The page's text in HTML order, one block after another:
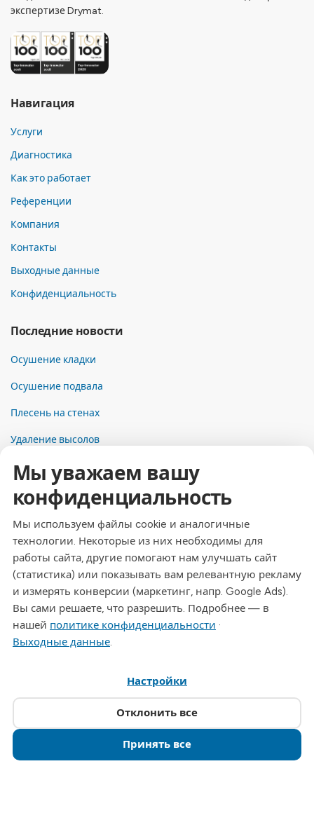
Позвонить · 03726 720560
экспертизе Drymat.
Навигация
Услуги
Диагностика
Как это работает
Референции
Компания
Контакты
Выходные данные
Конфиденциальность
Последние новости
Осушение кладки
Осушение подвала
Плесень на стенах
Удаление высолов
Контакты
Адрес
Dresdner Straße 24, 09577 Niederwiesa
Телефон
+49 (0)3726 - 720 560
Эл. почта
info@drymat.de
Часы работы
Пн-Пт: 08:00 - 15:00
© 2026 Drymat Systeme GmbH.Настройки cookie
Мы уважаем вашу
конфиденциальность
Мы используем файлы cookie и аналогичные
технологии. Некоторые из них необходимы для
работы сайта, другие помогают нам улучшать сайт
(статистика) или показывать вам релевантную рекламу
и измерять конверсии (маркетинг, напр. Google Ads).
Вы сами решаете, что разрешить. Подробнее — в
нашей политике конфиденциальности ·
Выходные данные.
Настройки
Отклонить все
Принять все